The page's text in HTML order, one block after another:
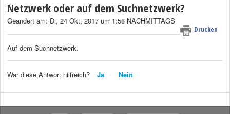
Netzwerk oder auf dem Suchnetzwerk?
Drucken
Geändert am: Di, 24 Okt, 2017 um 1:58 NACHMITTAGS
Auf dem Suchnetzwerk.
War diese Antwort hilfreich? Ja Nein